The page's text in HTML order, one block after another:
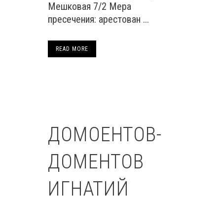
Мешковая 7/2 Мера
пресечения: арестован ...
READ MORE
ДОМОЕНТОВ-
ДОМЕНТОВ
ИГНАТИЙ